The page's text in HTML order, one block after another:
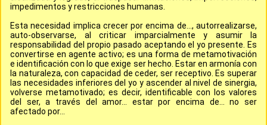
impedimentos y restricciones humanas.
Esta necesidad implica crecer por encima de..., autorrealizarse,
auto-observarse, al criticar imparcialmente y asumir la
responsabilidad del propio pasado aceptando el yo presente. Es
convertirse en agente activo; es una forma de metamotivación
e identificación con lo que exige ser hecho. Estar en armonía con
la naturaleza, con capacidad de ceder, ser receptivo. Es superar
las necesidades inferiores del yo y ascender al nivel de sinergia,
volverse metamotivado; es decir, identificable con los valores
del ser, a través del amor... estar por encima de... no ser
afectado por...